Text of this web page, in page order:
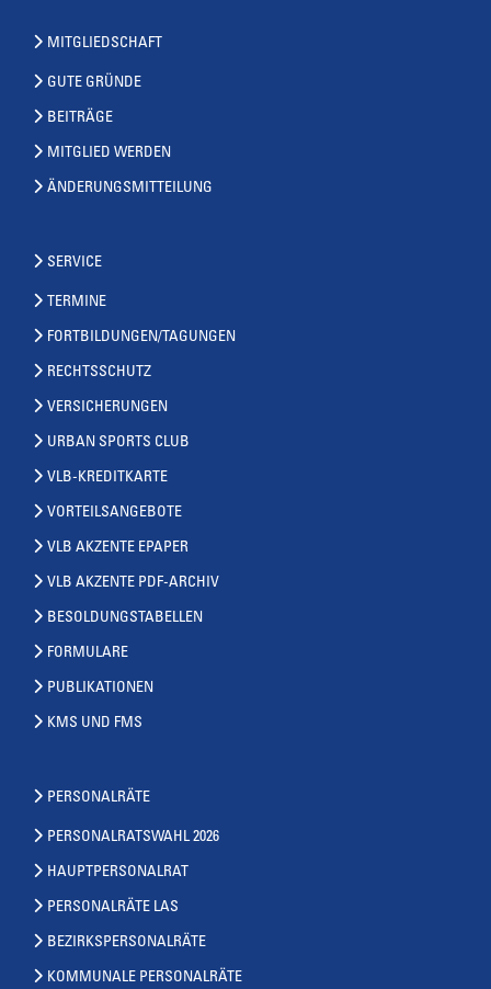
MITGLIEDSCHAFT
GUTE GRÜNDE
BEITRÄGE
MITGLIED WERDEN
ÄNDERUNGSMITTEILUNG
SERVICE
TERMINE
FORTBILDUNGEN/TAGUNGEN
RECHTSSCHUTZ
VERSICHERUNGEN
URBAN SPORTS CLUB
VLB-KREDITKARTE
VORTEILSANGEBOTE
VLB AKZENTE EPAPER
VLB AKZENTE PDF-ARCHIV
BESOLDUNGSTABELLEN
FORMULARE
PUBLIKATIONEN
KMS UND FMS
PERSONALRÄTE
PERSONALRATSWAHL 2026
HAUPTPERSONALRAT
PERSONALRÄTE LAS
BEZIRKSPERSONALRÄTE
KOMMUNALE PERSONALRÄTE